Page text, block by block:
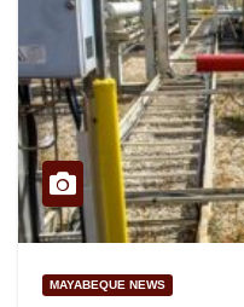
MAYABEQUE NEWS